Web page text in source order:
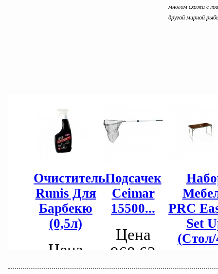
многом схожа с
другой мирной